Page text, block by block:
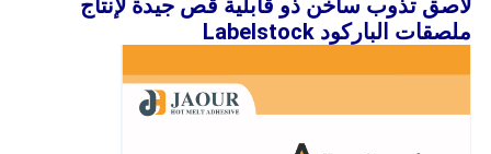
لاصق تذوب ساخن ذو قابلية قص جيدة لإنتاج
ملصقات الباركود Labelstock